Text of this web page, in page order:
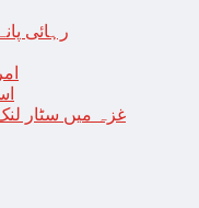
رہائی
غزہ میں سٹار